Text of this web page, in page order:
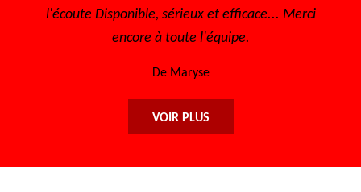
sympathique Très bon tarif
VOIR PLUS